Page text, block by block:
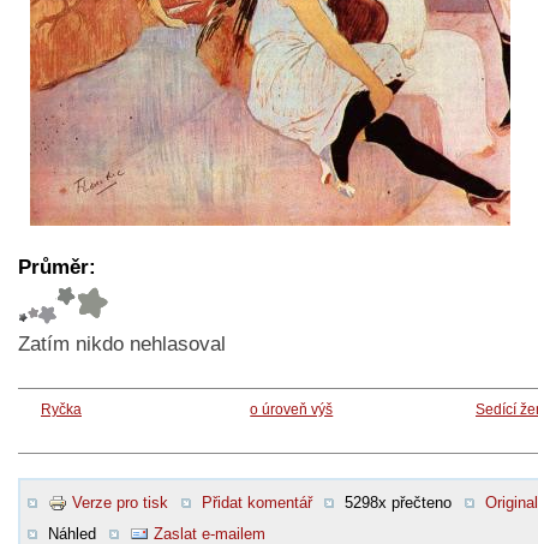
Průměr:
Zatím nikdo nehlasoval
Ryčka o úroveň výš Sedící
Verze pro tisk Přidat komentář 5298x přečteno
Original
Náhled
Zaslat e-mailem